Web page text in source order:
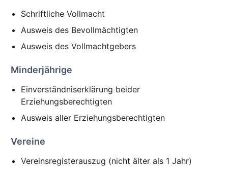
Schriftliche Vollmacht
Ausweis des Bevollmächtigten
Ausweis des Vollmachtgebers
Minderjährige
Einverständniserklärung beider
Erziehungsberechtigten
Ausweis aller Erziehungsberechtigten
Vereine
Vereinsregisterauszug (nicht älter als 1 Jahr)